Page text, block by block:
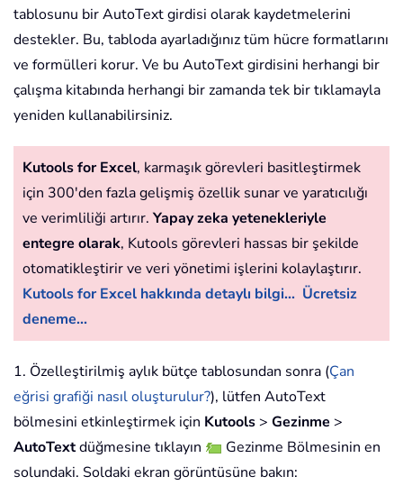
tablosunu bir AutoText girdisi olarak kaydetmelerini
destekler. Bu, tabloda ayarladığınız tüm hücre formatlarını
ve formülleri korur. Ve bu AutoText girdisini herhangi bir
çalışma kitabında herhangi bir zamanda tek bir tıklamayla
yeniden kullanabilirsiniz.
Kutools for Excel, karmaşık görevleri basitleştirmek
için 300'den fazla gelişmiş özellik sunar ve yaratıcılığı
ve verimliliği artırır. Yapay zeka yetenekleriyle
entegre olarak, Kutools görevleri hassas bir şekilde
otomatikleştirir ve veri yönetimi işlerini kolaylaştırır.
Kutools for Excel hakkında detaylı bilgi... Ücretsiz
deneme...
1. Özelleştirilmiş aylık bütçe tablosundan sonra (Çan
eğrisi grafiği nasıl oluşturulur?), lütfen AutoText
bölmesini etkinleştirmek için Kutools > Gezinme >
AutoTextdüğmesine tıklayın
Gezinme Bölmesinin en
solundaki. Soldaki ekran görüntüsüne bakın: